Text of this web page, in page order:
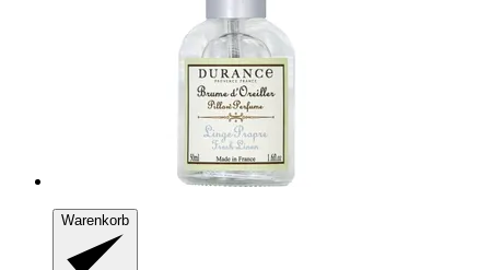
Warenkorb